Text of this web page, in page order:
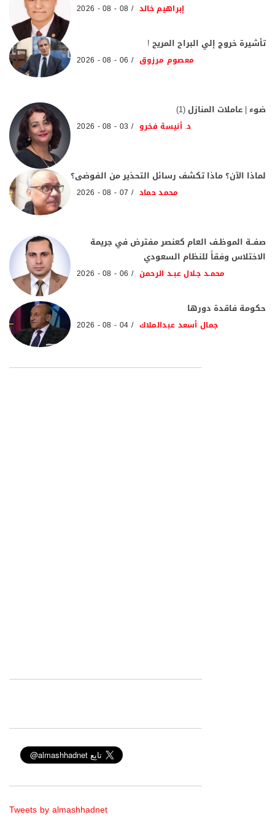
إبراهيم خالد 08 - 08 - 2026
تأشيرة خروج إلي البراح المريح !
معصوم مرزوق 06 - 08 - 2026
ضوء | عاملات المنازل (1)
د. أنيسة فخرو 03 - 08 - 2026
لماذا الآن؟ ماذا تكشف رسائل التحذير من الفوضى؟
محمد حماد 07 - 08 - 2026
صفــة الموظـف العام كعنصر مفترض في جريمة
الاختلاس وفقاً للنظام السعودي
محمـد جـلال عبـد الرحمن 06 - 08 - 2026
حكومة فاقدة دورها
جمال أسعد عبدالملاك 04 - 08 - 2026
Tweets by almashhadnet